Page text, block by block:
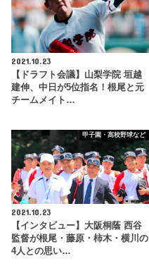
2021.10.23
【ドラフト会議】山梨学院 垣越
建伸、中日が5位指名！根尾と元
チームメイト…
甲子園・高校野球など
2021.10.23
【インタビュー】大阪桐蔭 西谷
監督が根尾・藤原・柿木・横川の
4人との思い…